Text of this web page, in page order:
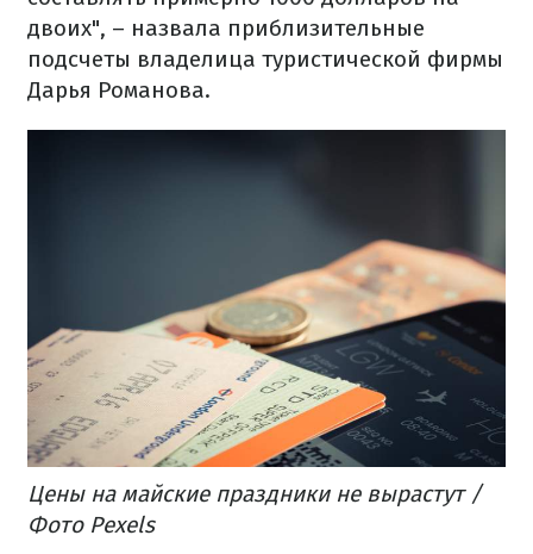
двоих", – назвала приблизительные
подсчеты владелица туристической фирмы
Дарья Романова.
Цены на майские праздники не вырастут /
Фото Pexels